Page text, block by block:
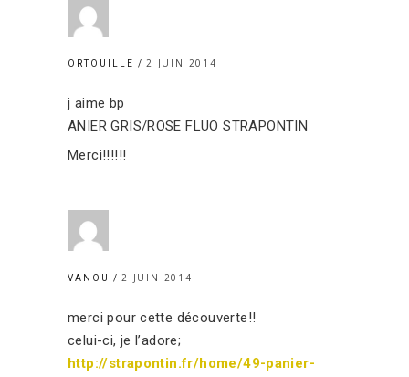
ORTOUILLE 2 JUIN 2014
j aime bp
ANIER GRIS/ROSE FLUO STRAPONTIN
Merci!!!!!!
VANOU 2 JUIN 2014
merci pour cette découverte!!
celui-ci, je l’adore;
http://strapontin.fr/home/49-panier-